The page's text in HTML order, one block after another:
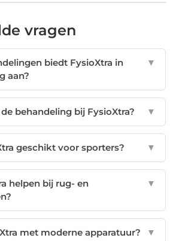
vragen
biedt FysioXtra in
aan?
▼
behandeling bij FysioXtra? ▼
geschikt voor sporters? ▼
helpen bij rug- en
▼
met moderne apparatuur? ▼